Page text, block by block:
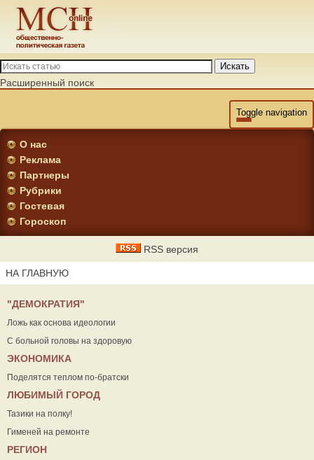
Искать
Расширенный поиск
Toggle navigation
О нас
Реклама
Партнеры
Рубрики
Гостевая
Гороскоп
RSS версия
НА ГЛАВНУЮ
"ДЕМОКРАТИЯ"
Ложь как основа идеологии
С больной головы на здоровую
ЭКОНОМИКА
Поделятся теплом по-братски
ЛЮБИМЫЙ ГОРОД
Тазики на полку!
Гименей на ремонте
РЕГИОН